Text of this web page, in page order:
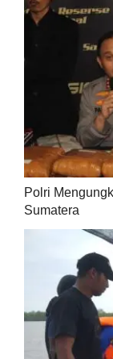
Polri
Sumatera